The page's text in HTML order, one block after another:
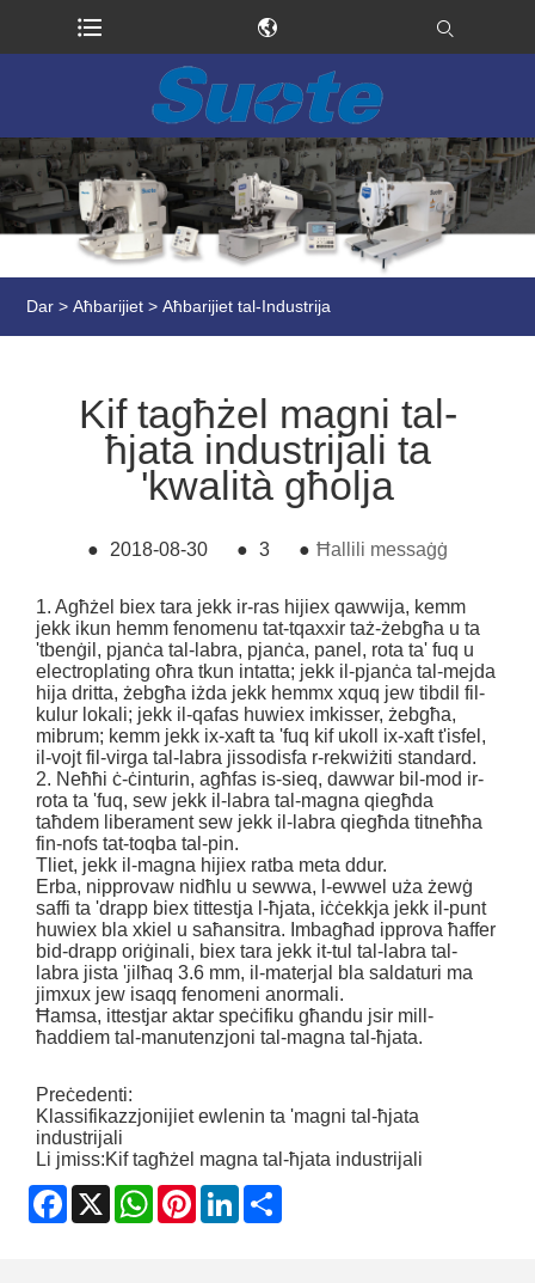
Dar > Aħbarijiet >Aħbarijiet tal-Industrija
Kif tagħżel magni tal-
ħjata industrijali ta
'kwalità għolja
● 2018-08-30 ● 3 ● Ħallili messaġġ
1. Agħżel biex tara jekk ir-ras hijiex qawwija, kemm
jekk ikun hemm fenomenu tat-tqaxxir taż-żebgħa u ta
'tbenġil, pjanċa tal-labra, pjanċa, panel, rota ta' fuq u
electroplating oħra tkun intatta; jekk il-pjanċa tal-mejda
hija dritta, żebgħa iżda jekk hemmx xquq jew tibdil fil-
kulur lokali; jekk il-qafas huwiex imkisser, żebgħa,
mibrum; kemm jekk ix-xaft ta 'fuq kif ukoll ix-xaft t'isfel,
il-vojt fil-virga tal-labra jissodisfa r-rekwiżiti standard.
2. Neħħi ċ-ċinturin, agħfas is-sieq, dawwar bil-mod ir-
rota ta 'fuq, sew jekk il-labra tal-magna qiegħda
taħdem liberament sew jekk il-labra qiegħda titneħħa
fin-nofs tat-toqba tal-pin.
Tliet, jekk il-magna hijiex ratba meta ddur.
Erba, nipprovaw nidħlu u sewwa, l-ewwel uża żewġ
saffi ta 'drapp biex tittestja l-ħjata, iċċekkja jekk il-punt
huwiex bla xkiel u saħansitra. Imbagħad ipprova ħaffer
bid-drapp oriġinali, biex tara jekk it-tul tal-labra tal-
labra jista 'jilħaq 3.6 mm, il-materjal bla saldaturi ma
jimxux jew isaqq fenomeni anormali.
Ħamsa, ittestjar aktar speċifiku għandu jsir mill-
ħaddiem tal-manutenzjoni tal-magna tal-ħjata.
Preċedenti:
Klassifikazzjonijiet ewlenin ta 'magni tal-ħjata
industrijali
Li jmiss:Kif tagħżel magna tal-ħjata industrijali
Facebook
X WhatsApp
PinterestLinkedIn